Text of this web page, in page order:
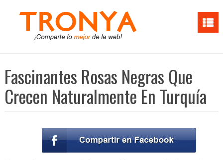
Fascinantes Rosas Negras Que
Crecen Naturalmente En Turquía